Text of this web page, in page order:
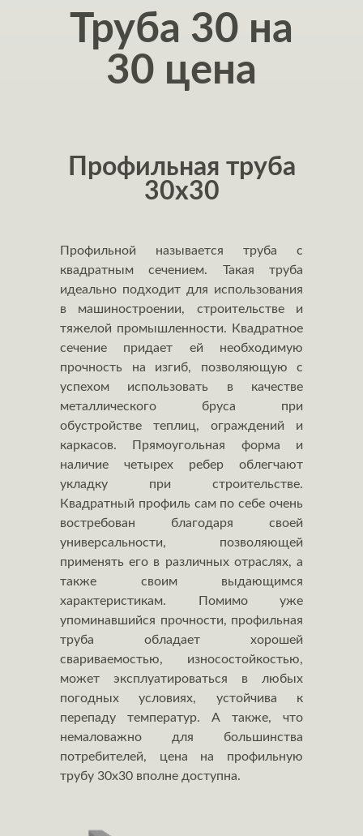
Труба 30 на
30 цена
Профильная труба
30x30
Профильной называется труба с
квадратным сечением. Такая труба
идеально подходит для использования
в машиностроении, строительстве и
тяжелой промышленности. Квадратное
сечение придает ей необходимую
прочность на изгиб, позволяющую с
успехом использовать в качестве
металлического бруса при
обустройстве теплиц, ограждений и
каркасов. Прямоугольная форма и
наличие четырех ребер облегчают
укладку при строительстве.
Квадратный профиль сам по себе очень
востребован благодаря своей
универсальности, позволяющей
применять его в различных отраслях, а
также своим выдающимся
характеристикам. Помимо уже
упоминавшийся прочности, профильная
труба обладает хорошей
свариваемостью, износостойкостью,
может эксплуатироваться в любых
погодных условиях, устойчива к
перепаду температур. А также, что
немаловажно для большинства
потребителей, цена на профильную
трубу 30x30 вполне доступна.